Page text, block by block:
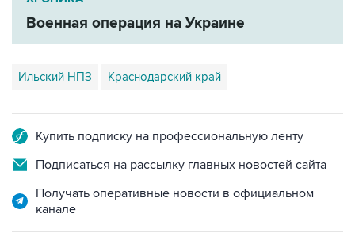
Военная операция на Украине
Ильский НПЗ Краснодарский край
Купить подписку на профессиональную ленту
Подписаться на рассылку главных новостей сайта
Получать оперативные новости в официальном
канале